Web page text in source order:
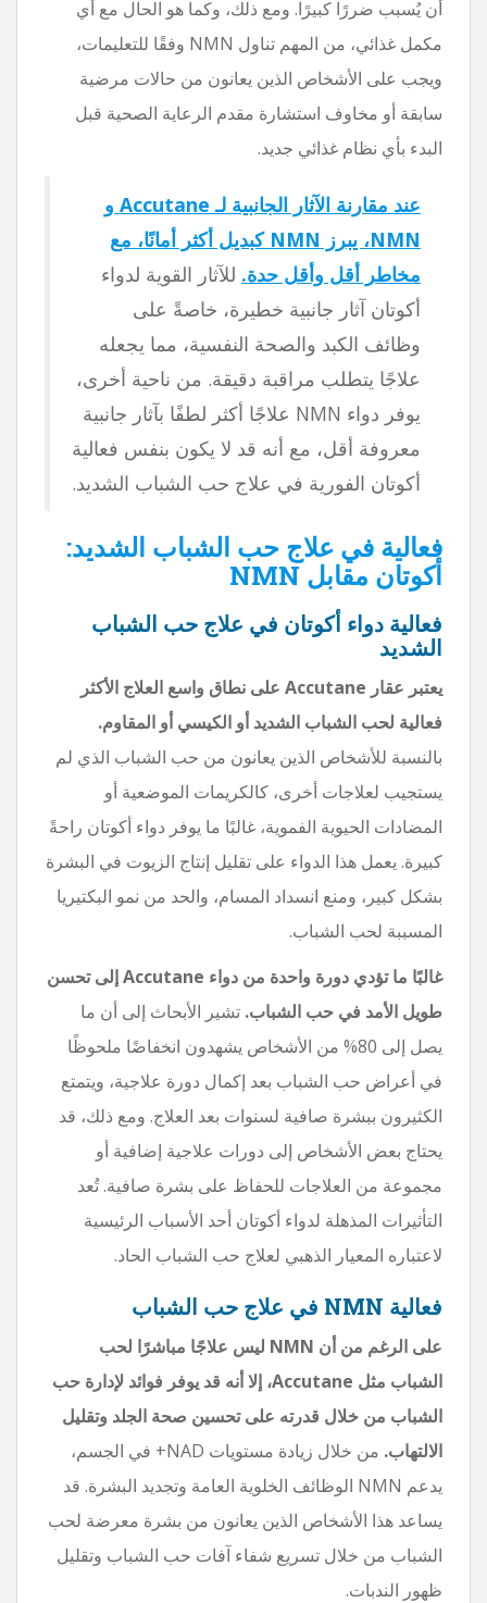
أن يُسبب ضررًا كبيرًا. ومع ذلك، وكما هو الحال مع أي
مكمل غذائي، من المهم تناول NMN وفقًا للتعليمات،
ويجب على الأشخاص الذين يعانون من حالات مرضية
سابقة أو مخاوف استشارة مقدم الرعاية الصحية قبل
البدء بأي نظام غذائي جديد.
عند مقارنة الآثار الجانبية لـ Accutane و
NMN، يبرز NMN كبديل أكثر أمانًا، مع
مخاطر أقل وأقل حدة. للآثار القوية لدواء
أكوتان آثار جانبية خطيرة، خاصةً على
وظائف الكبد والصحة النفسية، مما يجعله
علاجًا يتطلب مراقبة دقيقة. من ناحية أخرى،
يوفر دواء NMN علاجًا أكثر لطفًا بآثار جانبية
معروفة أقل، مع أنه قد لا يكون بنفس فعالية
أكوتان الفورية في علاج حب الشباب الشديد.
فعالية في علاج حب الشباب الشديد:
أكوتان مقابل NMN
فعالية دواء أكوتان في علاج حب الشباب
الشديد
يعتبر عقار Accutane على نطاق واسع العلاج الأكثر
فعالية لحب الشباب الشديد أو الكيسي أو المقاوم.
بالنسبة للأشخاص الذين يعانون من حب الشباب الذي لم
يستجيب لعلاجات أخرى، كالكريمات الموضعية أو
المضادات الحيوية الفموية، غالبًا ما يوفر دواء أكوتان راحةً
كبيرة. يعمل هذا الدواء على تقليل إنتاج الزيوت في البشرة
بشكل كبير، ومنع انسداد المسام، والحد من نمو البكتيريا
المسببة لحب الشباب.
غالبًا ما تؤدي دورة واحدة من دواء Accutane إلى تحسن
طويل الأمد في حب الشباب. تشير الأبحاث إلى أن ما
يصل إلى 80% من الأشخاص يشهدون انخفاضًا ملحوظًا
في أعراض حب الشباب بعد إكمال دورة علاجية، ويتمتع
الكثيرون ببشرة صافية لسنوات بعد العلاج. ومع ذلك، قد
يحتاج بعض الأشخاص إلى دورات علاجية إضافية أو
مجموعة من العلاجات للحفاظ على بشرة صافية. تُعد
التأثيرات المذهلة لدواء أكوتان أحد الأسباب الرئيسية
لاعتباره المعيار الذهبي لعلاج حب الشباب الحاد.
فعالية NMN في علاج حب الشباب
على الرغم من أن NMN ليس علاجًا مباشرًا لحب
الشباب مثل Accutane، إلا أنه قد يوفر فوائد لإدارة حب
الشباب من خلال قدرته على تحسين صحة الجلد وتقليل
الالتهاب.
من خلال زيادة مستويات NAD+ في الجسم،
يدعم NMN الوظائف الخلوية العامة وتجديد البشرة. قد
يساعد هذا الأشخاص الذين يعانون من بشرة معرضة لحب
الشباب من خلال تسريع شفاء آفات حب الشباب وتقليل
ظهور الندبات.